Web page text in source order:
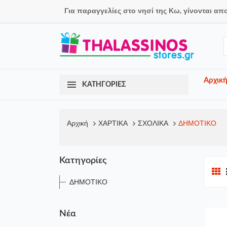
Για παραγγελίες στο νησί της Κω, γίνονται
ΚΑΤΗΓΟΡΙΕΣ
Αρχική
Αρχική ΧΑΡΤΙΚΑ ΣΧΟΛΙΚΑ ΔΗΜΟΤΙΚΟ
Κατηγορίες
ΔΗΜΟΤΙΚΟ
Νέα